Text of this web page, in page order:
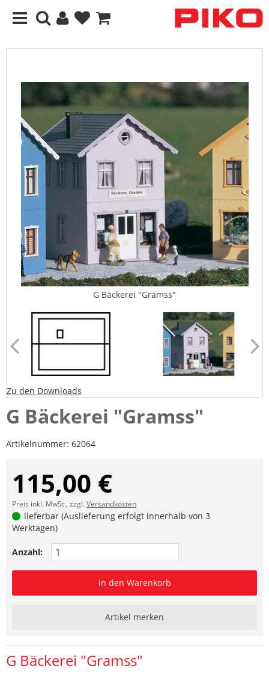
G Bäckerei "Gramss"
Zu den Downloads
G Bäckerei "Gramss"
Artikelnummer: 62064
115,00 €
Preis inkl. MwSt., zzgl.Versandkosten
lieferbar (Auslieferung erfolgt innerhalb von 3
Werktagen)
Anzahl:
In den Warenkorb
Artikel merken
G Bäckerei "Gramss"